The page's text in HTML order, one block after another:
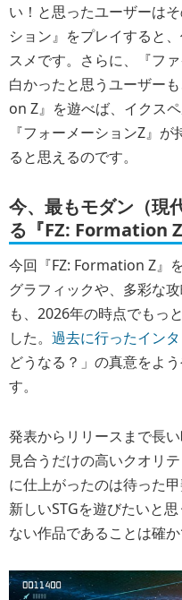
い！と思ったユーザーは
ション』をプレイすると
スメです。さらに、『フ
白かったと思うユーザー
on Z』を遊べば、イクス
『フォーメーションZ』
ると思えるのです。
今、最もモダン（現
る『FZ: Formation Z
今回『FZ: Formation Z』
グラフィックや、多彩な
も、2026年の時点でもっ
した。 過去に行ったイン
どうなる？」の真意をよ
す。
発表からリリースまで長
見合うだけの高いクオリ
に仕上がったのは待った
新しいSTGを遊びたいと
ない作品であることは確か